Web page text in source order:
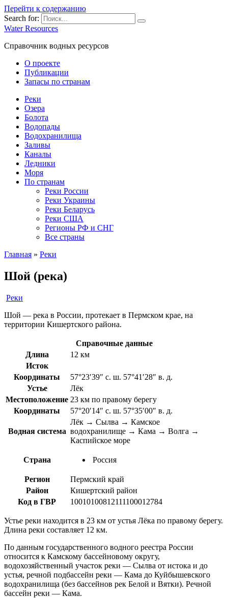
Перейти к содержанию
Search for:
Water Resources
Справочник водных ресурсов
О проекте
Публикации
Запасы по странам
Реки
Озера
Болота
Водопады
Водохранилища
Заливы
Каналы
Ледники
Моря
По странам
Реки России
Реки Украины
Реки Беларусь
Реки США
Регионы РФ и СНГ
Все страны
Главная » Реки
Шой (река)
Реки
Шой — река в России, протекает в Пермском крае, на
территории Кишертского района.
Справочные данные
Длина
12 км
Исток
Координаты
57°23′39″ с. ш. 57°41′28″ в. д.
Устье
Лёк
Местоположение 23 км по правому берегу
Координаты
57°20′14″ с. ш. 57°35′00″ в. д.
Водная система
Лёк → Сылва → Камское
водохранилище → Кама → Волга →
Каспийское море
Страна Россия
Регион
Пермский край
Район
Кишертский район
Код в ГВР
10010100812111100012784
Устье реки находится в 23 км от устья Лёка по правому берегу.
Длина реки составляет 12 км.
По данным государственного водного реестра России
относится к Камскому бассейновому округу,
водохозяйственный участок реки — Сылва от истока и до
устья, речной подбассейн реки — Кама до Куйбышевского
водохранилища (без бассейнов рек Белой и Вятки). Речной
бассейн реки — Кама.